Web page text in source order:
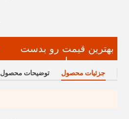
بهترین قیمت رو بدست
بیار
جزئیات محصول توضیحات محصول